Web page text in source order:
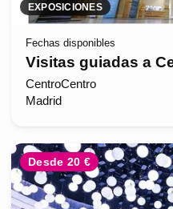
EXPOSICIONES
Fechas disponibles
Visitas guiadas a
CentroCentro
Madrid
Desde 20 €